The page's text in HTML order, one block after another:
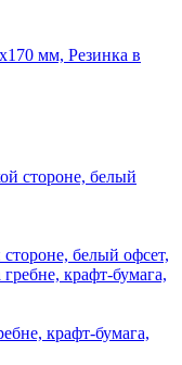
мм, Резинка в
белый офсет,
крафт-бумага,